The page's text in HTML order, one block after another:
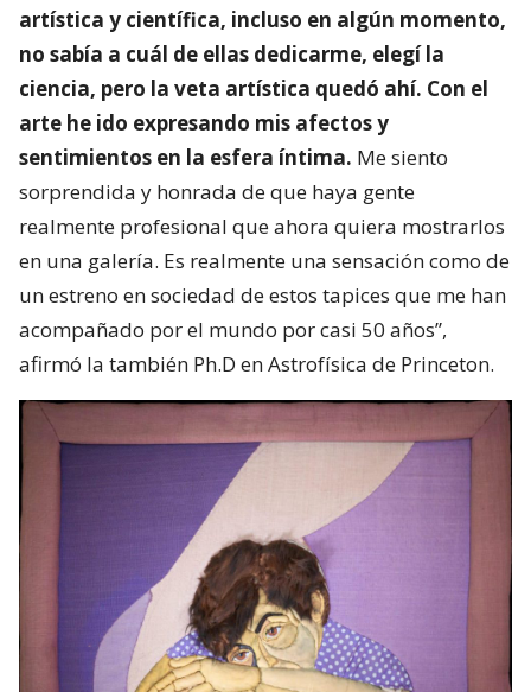
artística y científica, incluso en algún momento,
no sabía a cuál de ellas dedicarme, elegí la
ciencia, pero la veta artística quedó ahí. Con el
arte he ido expresando mis afectos y
sentimientos en la esfera íntima. Me siento
sorprendida y honrada de que haya gente
realmente profesional que ahora quiera mostrarlos
en una galería. Es realmente una sensación como de
un estreno en sociedad de estos tapices que me han
acompañado por el mundo por casi 50 años”,
afirmó la también Ph.D en Astrofísica de Princeton.